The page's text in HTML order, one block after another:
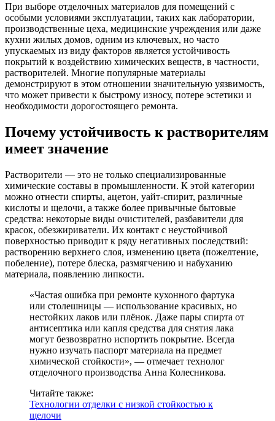
При выборе отделочных материалов для помещений с
особыми условиями эксплуатации, таких как лаборатории,
производственные цеха, медицинские учреждения или даже
кухни жилых домов, одним из ключевых, но часто
упускаемых из виду факторов является устойчивость
покрытий к воздействию химических веществ, в частности,
растворителей. Многие популярные материалы
демонстрируют в этом отношении значительную уязвимость,
что может привести к быстрому износу, потере эстетики и
необходимости дорогостоящего ремонта.
Почему устойчивость к растворителям
имеет значение
Растворители — это не только специализированные
химические составы в промышленности. К этой категории
можно отнести спирты, ацетон, уайт-спирит, различные
кислоты и щелочи, а также более привычные бытовые
средства: некоторые виды очистителей, разбавители для
красок, обезжириватели. Их контакт с неустойчивой
поверхностью приводит к ряду негативных последствий:
растворению верхнего слоя, изменению цвета (пожелтение,
побеление), потере блеска, размягчению и набуханию
материала, появлению липкости.
«Частая ошибка при ремонте кухонного фартука
или столешницы — использование красивых, но
нестойких лаков или плёнок. Даже пары спирта от
антисептика или капля средства для снятия лака
могут безвозвратно испортить покрытие. Всегда
нужно изучать паспорт материала на предмет
химической стойкости», — отмечает технолог
отделочного производства Анна Колесникова.
Читайте также:
Технологии отделки с низкой стойкостью к
щелочи